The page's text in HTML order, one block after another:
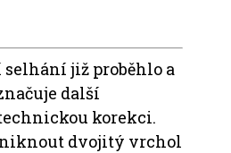
selhání již proběhlo a
další
korekci.
dvojitý vrchol